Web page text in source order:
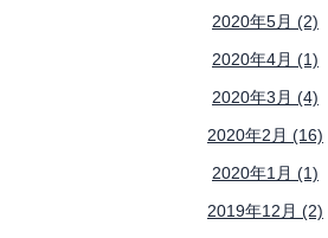
2020年5月 (2)
2020年4月 (1)
2020年3月 (4)
2020年2月 (16)
2020年1月 (1)
2019年12月 (2)